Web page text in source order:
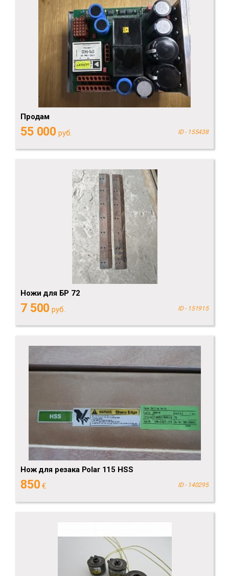
Продам
55 000 руб. ID - 155438
Ножи для БР 72
7 500 руб. ID - 151915
Нож для резака Polar 115 HSS
850 € ID - 140295